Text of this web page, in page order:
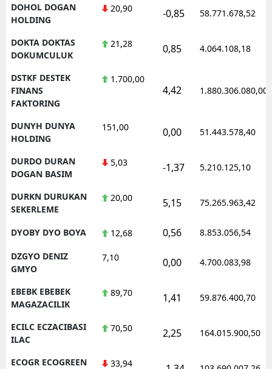
DOHOL DOGAN
HOLDING
20,90 -0,85 58.771.678,52
DOKTA DOKTAS
DOKUMCULUK
21,28 0,85 4.064.108,18
DSTKF DESTEK
FINANS
FAKTORING
1.700,00
4,42 1.880.306.080,00
DUNYH DUNYA
HOLDING
151,00 0,00 51.443.578,40
DURDO DURAN
DOGAN BASIM
5,03 -1,37 5.210.125,10
DURKN DURUKAN
SEKERLEME
20,00 5,15 75.265.963,42
DYOBY DYO BOYA 12,68 0,56 8.853.056,54
DZGYO DENIZ
GMYO
7,10 0,00 4.700.083,98
EBEBK EBEBEK
MAGAZACILIK
89,70 1,41 59.876.400,70
ECILC ECZACIBASI
ILAC
70,50 2,25 164.015.900,50
ECOGR ECOGREEN
33,94